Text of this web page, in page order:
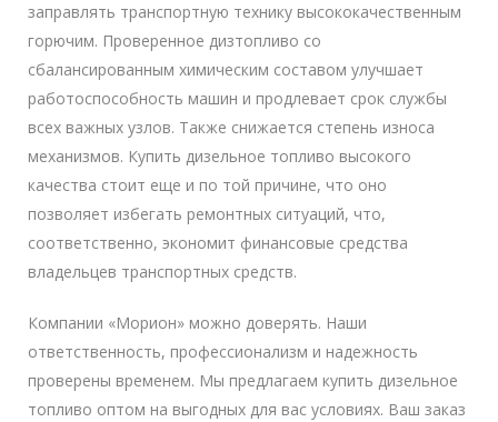
заправлять транспортную технику высококачественным
горючим. Проверенное дизтопливо со
сбалансированным химическим составом улучшает
работоспособность машин и продлевает срок службы
всех важных узлов. Также снижается степень износа
механизмов. Купить дизельное топливо высокого
качества стоит еще и по той причине, что оно
позволяет избегать ремонтных ситуаций, что,
соответственно, экономит финансовые средства
владельцев транспортных средств.
Компании «Морион» можно доверять. Наши
ответственность, профессионализм и надежность
проверены временем. Мы предлагаем купить дизельное
топливо оптом на выгодных для вас условиях. Ваш заказ